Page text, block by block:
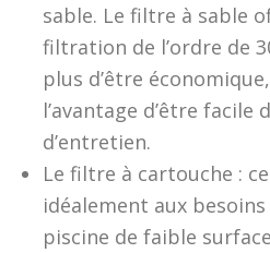
sable. Le filtre à sable
filtration de l’ordre de
plus d’être
l’avantage d’être facile
d’entretien.
Le filtre à cartouche :
idéalement aux
piscine de faible